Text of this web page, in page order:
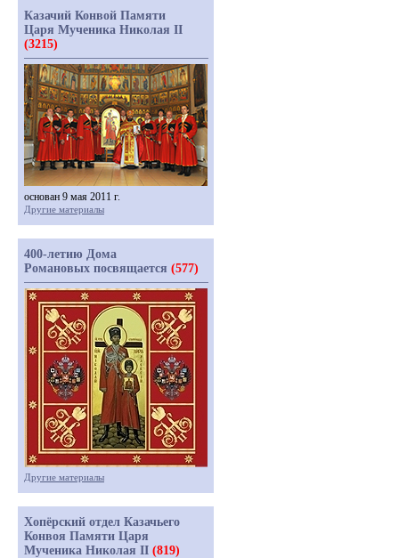
Казачий Конвой Памяти
Царя Мученика Николая II
(3215)
основан 9 мая 2011 г.
Другие материалы
400-летию Дома
Романовых посвящается (577)
Другие материалы
Хопёрский отдел Казачьего
Конвоя Памяти Царя
Мученика Николая II (819)